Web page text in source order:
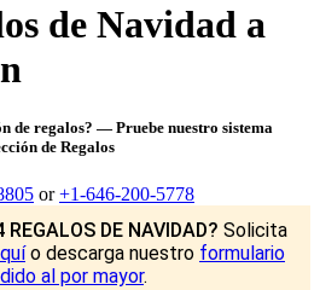
de Navidad a
de regalos? — Pruebe nuestro sistema
de Regalos
or+1-646-200-5778
REGALOS DE NAVIDAD? Solicita
o descarga nuestro formulario
al por mayor.